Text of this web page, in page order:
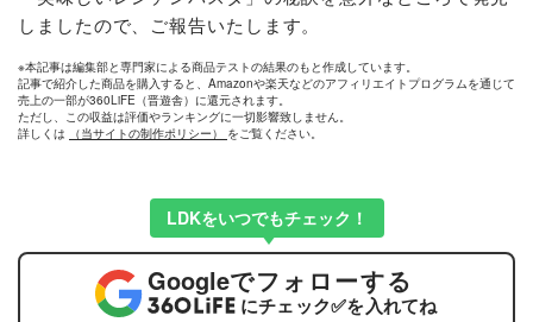
しましたので、ご報告いたします。
※本記事は編集部と専門家による商品テストの結果のもと作成しています。
記事で紹介した商品を購入すると、Amazonや楽天などのアフィリエイトプログラムを通じて
売上の一部が360LiFE（晋遊舎）に還元されます。
ただし、この収益は評価やランキングに一切影響致しません。
詳しくは
（当サイトの制作ポリシー） をご覧ください。
LDKをいつでもチェック！
Googleでフォローする
にチェック✅を入れてね